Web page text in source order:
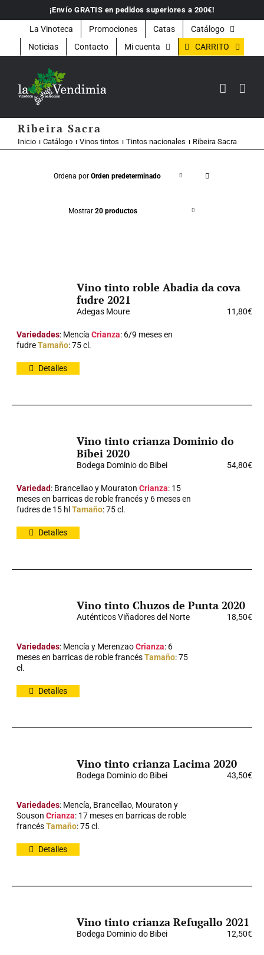
contenido
¡Envío GRATIS en pedidos superiores a 200€!
La Vinoteca Promociones Catas
Catálogo
Noticias
Contacto Mi cuenta CARRITO
Ribeira Sacra
Inicio Catálogo Vinos tintos Tintos nacionales Ribeira Sacra
Ordena por Orden predeterminado
Mostrar 20 productos
Vino tinto roble Abadia da cova
fudre 2021
Adegas Moure 11,80€
Variedades: MencíaCrianza: 6/9 meses en
fudreTamaño: 75 cl.
Detalles
Vino tinto crianza Dominio do
Bibei 2020
Bodega Dominio do Bibei 54,80€
Variedad: Brancellao y MouratonCrianza: 15
meses en barricas de roble francés y 6 meses en
fudres de 15 hlTamaño: 75 cl.
Detalles
Vino tinto Chuzos de Punta 2020
Auténticos Viñadores del Norte 18,50€
Variedades: Mencía y MerenzaoCrianza: 6
meses en barricas de roble francésTamaño: 75
cl.
Detalles
Vino tinto crianza Lacima 2020
Bodega Dominio do Bibei 43,50€
Variedades: Mencía, Brancellao, Mouraton y
SousonCrianza: 17 meses en barricas de roble
francésTamaño: 75 cl.
Detalles
Vino tinto crianza Refugallo 2021
Bodega Dominio do Bibei 12,50€